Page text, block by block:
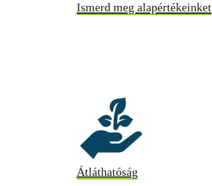
Ismerd meg alapértékeinket
Átláthatóság